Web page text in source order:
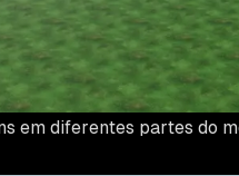
em diferentes partes do